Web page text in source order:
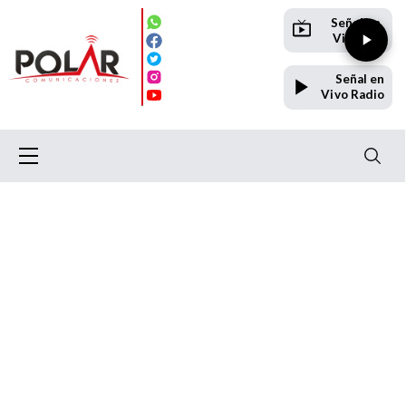
Señal en
Vivo TV
Señal en
Vivo Radio